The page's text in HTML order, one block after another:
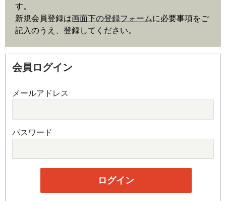
す。
新規会員登録は画面下の登録フォームに必要事項をご
記入のうえ、登録してください。
会員ログイン
メールアドレス
パスワード